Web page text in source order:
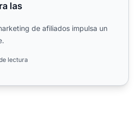
las
de afiliados impulsa un
lectura